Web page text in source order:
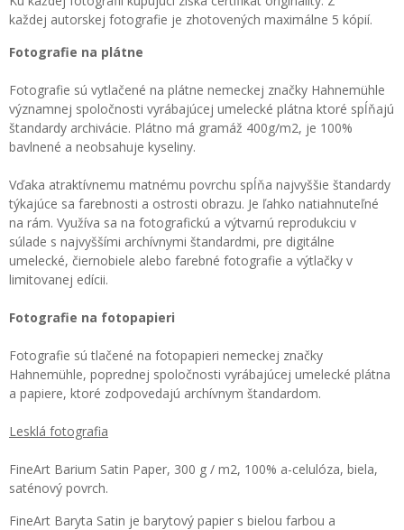
každej autorskej fotografie je zhotovených maximálne 5 kópií.
Fotografie na plátne
Fotografie sú vytlačené na plátne nemeckej značky Hahnemühle
významnej spoločnosti vyrábajúcej umelecké plátna ktoré spĺňajú
štandardy archivácie. Plátno má gramáž 400g/m2, je 100%
bavlnené a neobsahuje kyseliny.
Vďaka atraktívnemu matnému povrchu spĺňa najvyššie štandardy
týkajúce sa farebnosti a ostrosti obrazu. Je ľahko natiahnuteľné
na rám. Využíva sa na fotografickú a výtvarnú reprodukciu v
súlade s najvyššími archívnymi štandardmi, pre digitálne
umelecké, čiernobiele alebo farebné fotografie a výtlačky v
limitovanej edícii.
Fotografie na fotopapieri
Fotografie sú tlačené na fotopapieri nemeckej značky
Hahnemühle, poprednej spoločnosti vyrábajúcej umelecké plátna
a papiere, ktoré zodpovedajú archívnym štandardom.
Lesklá fotografia
FineArt Barium Satin Paper, 300 g / m2, 100% a-celulóza, biela,
saténový povrch.
FineArt Baryta Satin je barytový papier s bielou farbou a